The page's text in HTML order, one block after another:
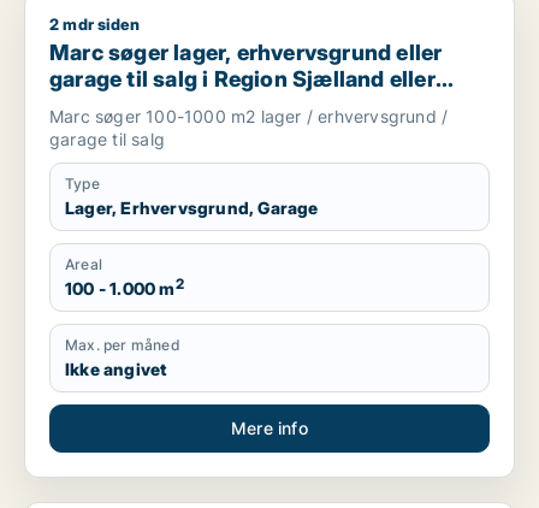
Marc søger lager, erhvervsgrund eller garage til salg i
2 mdr siden
Marc søger lager, erhvervsgrund eller
garage til salg i Region Sjælland eller
Nordsjælland
Marc søger 100-1000 m2 lager / erhvervsgrund /
garage til salg
Type
Lager, Erhvervsgrund, Garage
Areal
100 - 1.000 m2
Max. per måned
Ikke angivet
Mere info